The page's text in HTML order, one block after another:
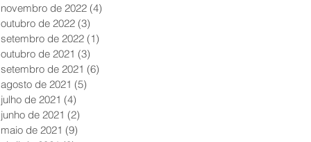
novembro de 2022 (4)
outubro de 2022 (3)
setembro de 2022 (1)
outubro de 2021 (3)
setembro de 2021 (6)
agosto de 2021 (5)
julho de 2021 (4)
junho de 2021 (2)
maio de 2021 (9)